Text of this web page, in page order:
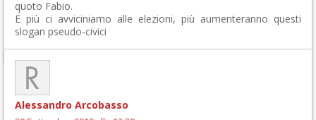
quoto Fabio.
E più ci avviciniamo alle elezioni, più aumenteranno questi
slogan pseudo-civici
Alessandro Arcobasso